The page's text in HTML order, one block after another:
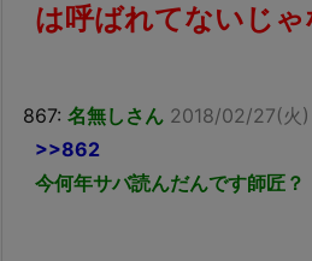
は呼ばれてないじ
867: 名無しさん 2018/02/27(火
>>862
今何年サバ読んだんです師匠？